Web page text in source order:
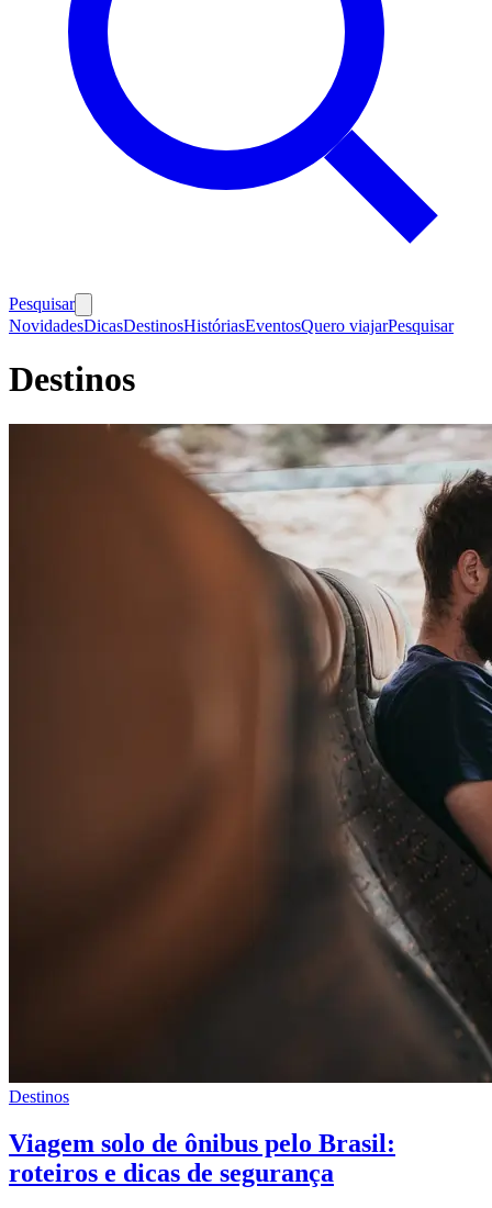
Pesquisar
NovidadesDicasDestinosHistóriasEventosQuero viajarPesquisar
Destinos
Destinos
Viagem solo de ônibus pelo Brasil:
roteiros e dicas de segurança